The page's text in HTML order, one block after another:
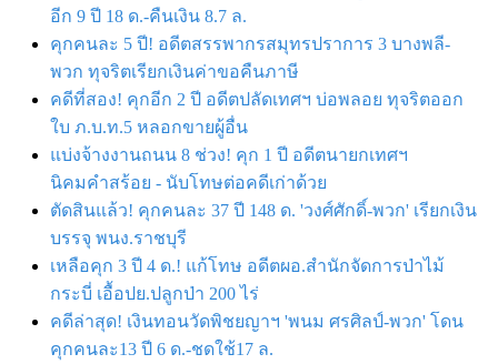
อีก 9 ปี 18 ด.-คืนเงิน 8.7 ล.
คุกคนละ 5 ปี! อดีตสรรพากรสมุทรปราการ 3 บางพลี-
พวก ทุจริตเรียกเงินค่าขอคืนภาษี
คดีที่สอง! คุกอีก 2 ปี อดีตปลัดเทศฯ บ่อพลอย ทุจริตออก
ใบ ภ.บ.ท.5 หลอกขายผู้อื่น
แบ่งจ้างงานถนน 8 ช่วง! คุก 1 ปี อดีตนายกเทศฯ
นิคมคำสร้อย - นับโทษต่อคดีเก่าด้วย
ตัดสินแล้ว! คุกคนละ 37 ปี 148 ด. 'วงศ์ศักดิ์-พวก' เรียกเงิน
บรรจุ พนง.ราชบุรี
เหลือคุก 3 ปี 4 ด.! แก้โทษ อดีตผอ.สำนักจัดการป่าไม้
กระบี่ เอื้อปย.ปลูกป่า 200 ไร่
คดีล่าสุด! เงินทอนวัดพิชยญาฯ 'พนม ศรศิลป์-พวก' โดน
คุกคนละ13 ปี 6 ด.-ชดใช้17 ล.